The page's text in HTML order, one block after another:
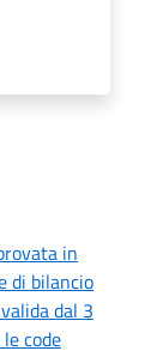
in
di bilancio
dal 3
code